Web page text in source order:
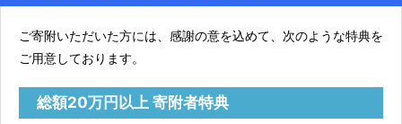
ご寄附いただいた方には、感謝の意を込めて、次のような特典を
ご用意しております。
総額20万円以上 寄附者特典